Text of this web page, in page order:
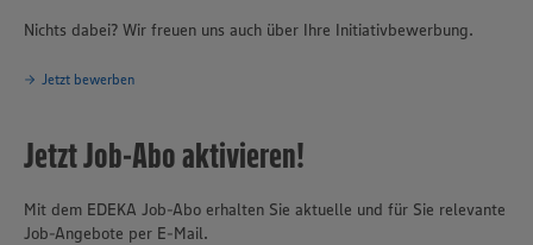
Nichts dabei? Wir freuen uns auch über Ihre Initiativbewerbung.
Jetzt bewerben
Jetzt Job-Abo aktivieren!
Mit dem EDEKA Job-Abo erhalten Sie aktuelle und für Sie relevante
Job-Angebote per E-Mail.